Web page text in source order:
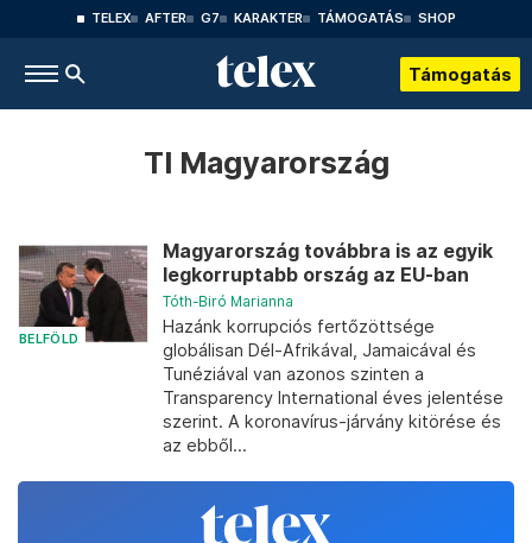
TELEX AFTER G7 KARAKTER TÁMOGATÁS SHOP
Támogatás
TI Magyarország
BELFÖLD
Magyarország továbbra is az egyik
legkorruptabb ország az EU-ban
Tóth-Biró Marianna
Hazánk korrupciós fertőzöttsége
globálisan Dél-Afrikával, Jamaicával és
Tunéziával van azonos szinten a
Transparency International éves jelentése
szerint. A koronavírus-járvány kitörése és
az ebből...